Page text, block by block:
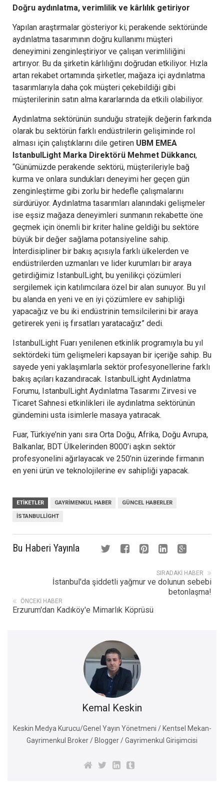
Doğru aydınlatma, verimlilik ve kârlılık getiriyor
Yapılan araştırmalar gösteriyor ki; perakende sektöründe
aydınlatma tasarımının doğru kullanımı müşteri
deneyimini zenginleştiriyor ve çalışan verimliliğini
artırıyor. Bu da şirketin kârlılığını doğrudan etkiliyor. Hızla
artan rekabet ortamında şirketler, mağaza içi aydınlatma
tasarımlarıyla daha çok müşteri çekebildiği gibi
müşterilerinin satın alma kararlarında da etkili olabiliyor.
Aydınlatma sektörünün sunduğu stratejik değerin farkında
olarak bu sektörün farklı endüstrilerin gelişiminde rol
alması için çalıştıklarını dile getiren UBM EMEA
IstanbulLight Marka Direktörü Mehmet Dükkancı,
“Günümüzde perakende sektörü, müşterileriyle bağ
kurma ve onlara sundukları deneyimi her geçen gün
zenginleştirme gibi zorlu bir hedefle çalışmalarını
sürdürüyor. Aydınlatma tasarımları alanındaki gelişmeler
ise eşsiz mağaza deneyimleri sunmanın rekabette öne
geçmek için önemli bir kriter haline geldiği bu sektöre
büyük bir değer sağlama potansiyeline sahip.
İnterdisipliner bir bakış açısıyla farklı ülkelerden ve
endüstrilerden uzmanları ve lider kurumları bir araya
getirdiğimiz IstanbulLight, bu yenilikçi çözümleri
sergilemek için katılımcılara özel bir alan sunuyor. Bu yıl
bu alanda en yeni ve en iyi çözümlere ev sahipliği
yapacağız ve bu iki endüstrinin temsilcilerini bir araya
getirerek yeni iş fırsatları yaratacağız” dedi.
IstanbulLight Fuarı yenilenen etkinlik programıyla bu yıl
sektördeki tüm gelişmeleri kapsayan bir içeriğe sahip. Bu
sayede yeni yaklaşımlarla sektör profesyonellerine farklı
bakış açıları kazandıracak. IstanbulLight Aydınlatma
Forumu, IstanbulLight Aydınlatma Tasarımı Zirvesi ve
Ticaret Sahnesi etkinlikleri ile aydınlatma sektörünün
gündemini usta isimlerle masaya yatıracak.
Fuar, Türkiye’nin yanı sıra Orta Doğu, Afrika, Doğu Avrupa,
Balkanlar, BDT Ülkelerinden 8000’i aşkın sektör
profesyonelini ağırlayacak ve 250’nin üzerinde firmanın
en yeni ürün ve teknolojilerine ev sahipliği yapacak.
ETIKETLER GAYRIMENKUL HABER GÜNCEL HABERLER
ISTANBULLIGHT
Bu Haberi Yayınla
SIRADAKI HABER
İstanbul'da şiddetli yağmur ve dolunun sebebi
betonlaşma!
ÖNCEKI HABER
Erzurum'dan Kadıköy'e Mimarlık Köprüsü
Kemal Keskin
Keskin Medya Kurucu/Genel Yayın Yönetmeni / Kentsel Mekan-
Gayrimenkul Broker / Blogger / Gayrimenkul Girişimcisi